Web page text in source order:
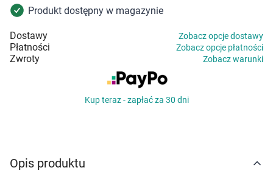
Mężczyzna
Zdrowy styl życia
Sprzęt medyczny
Grupy produktowe
Produkt dostępny w magazynie
Dostawy Zobacz opcje dostawy
Płatności Zobacz opcje płatności
Zwroty Zobacz warunki
Kup teraz - zapłać za 30 dni
Opis produktu